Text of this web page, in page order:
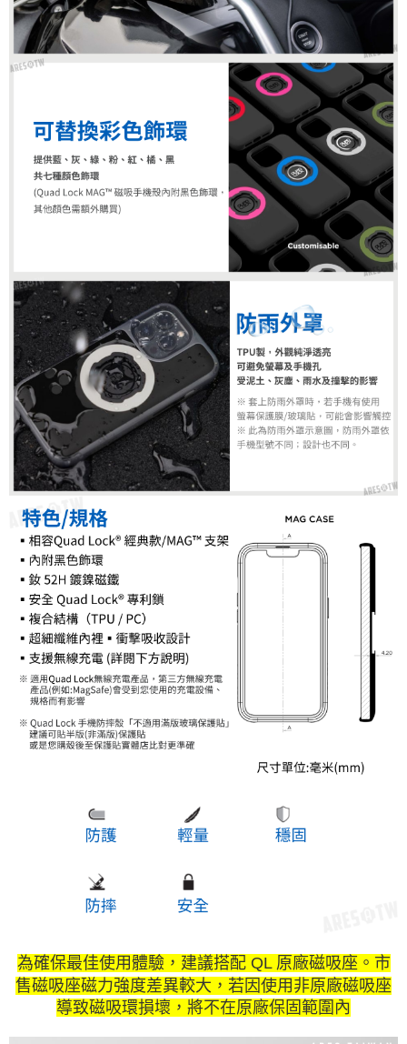
為確保最佳使用體驗，建議搭配 QL 原廠磁吸座。市
售磁吸座磁力強度差異較大，若因使用非原廠磁吸座
導致磁吸環損壞，將不在原廠保固範圍內